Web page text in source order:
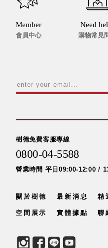
Member
會員中心
Need
購物常見
樹德免費客服專線
0800-04-5588
營業時間 平日09:00-12:00 /
關於樹德 最新消息 精
空間展示 實體據點 聯